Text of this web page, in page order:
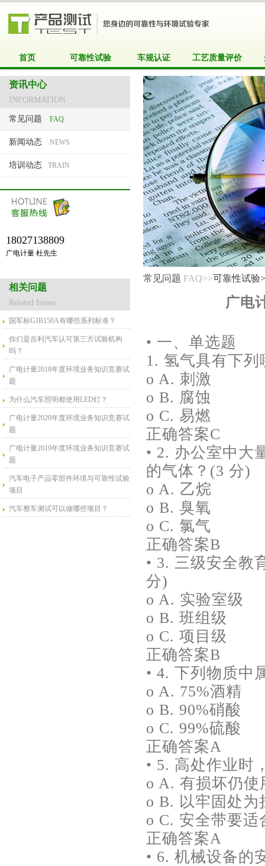
首页 可靠性试验 车规认证 工艺质量评价
资讯中心
INFORMATION
常见问题 FAQ
新闻动态 NEWS
培训动态 TRAIN
18027138809
广电计量 杜先生
相关问题
Related Issues
国军标GJB150A有哪些系列标准？
你们是吉利汽车认可第三方试验机构
吗？
广电计量2018年度环境业务知识竞赛试
题
为什么汽车照明都使用LED灯？
广电计量2020年度环境业务知识竞赛试
题
广电计量2019年度环境业务知识竞赛试
题
汽车电子产品零部件环境与可靠性试验
项目
汽车整车测试可以做哪些项目？
常见问题 FAQ>>可靠性试验
广电
• 一、单选题
1. 氢气具有下
o A. 刺激
o B. 腐蚀
o C. 易燃
正确答案C
• 2. 办公室中大
的气体？(3 分)
o A. 乙烷
o B. 臭氧
o C. 氯气
正确答案B
• 3. 三级安全教
分)
o A. 实验室级
o B. 班组级
o C. 项目级
正确答案B
• 4. 下列物质中
o A. 75%酒精
o B. 90%硝酸
o C. 99%硫酸
正确答案A
• 5. 高处作业时
o A. 有损坏仍使
o B. 以牢固处为
o C. 安全带要适
正确答案A
• 6. 机械设备的